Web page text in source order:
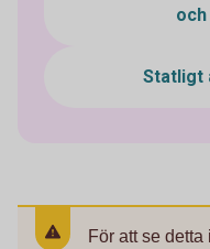
och
Statligt
För att se